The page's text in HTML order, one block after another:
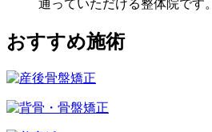
通っていただける整体院です。
おすすめ施術